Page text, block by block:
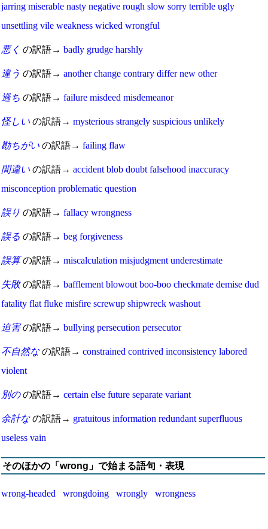
jarring miserable nasty negative rough slow sorry terrible ugly
unsettling vile weakness wicked wrongful
悪く の訳語→ badly grudge harshly
違う の訳語→ another change contrary differ new other
過ち の訳語→ failure misdeed misdemeanor
怪しい の訳語→ mysterious strangely suspicious unlikely
勘ちがい の訳語→ failing flaw
間違い の訳語→ accident blob doubt falsehood inaccuracy
misconception problematic question
誤り の訳語→ fallacy wrongness
誤る の訳語→ beg forgiveness
誤算の訳語→ miscalculation misjudgment underestimate
失敗の訳語→ bafflement blowout boo-boo checkmate demise dud
fatality flat fluke misfire screwup shipwreck washout
迫害の訳語→ bullying persecution persecutor
不自然なの訳語→ constrained contrived inconsistency labored
violent
別のの訳語→ certain else future separate variant
余計なの訳語→ gratuitous information redundant superfluous
useless vain
そのほかの「wrong」で始まる語句・表現
wrong-headed wrongdoing wrongly wrongness